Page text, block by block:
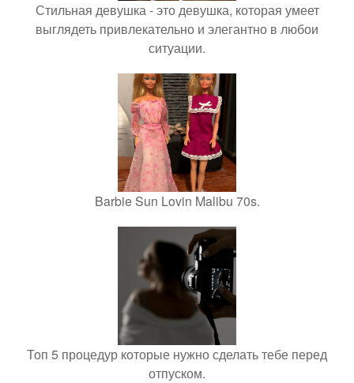
Стильная девушка - это девушка, которая умеет
выглядеть привлекательно и элегантно в любои
ситуации.
Barbie Sun Lovin Malibu 70s.
Топ 5 процедур которые нужно сделать тебе перед
отпуском.